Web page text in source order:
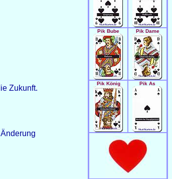
Zukunft.
Pik Bube Pik Dame
Pik König Pik As